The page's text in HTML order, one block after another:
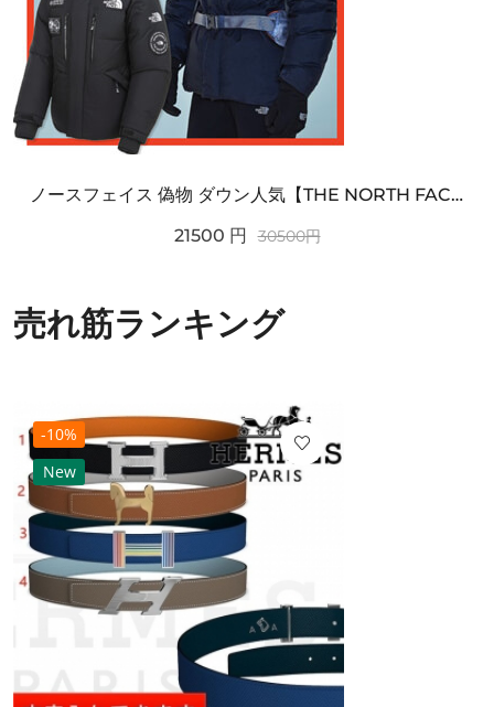
ノースフェイス 偽物 ダウン人気【THE NORTH FACE】M'S 7 SUMMIT HIM...
21500 円 30500円
売れ筋ランキング
-10%
New